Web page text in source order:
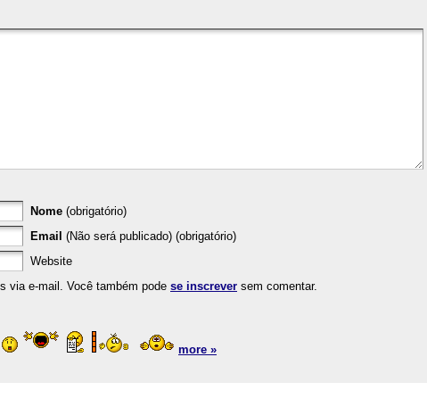
Nome (obrigatório)
Email (Não será publicado) (obrigatório)
Website
via e-mail. Você também pode se inscrever sem comentar.
more »